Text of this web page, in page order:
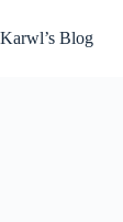
Inhalt
springen
Karwl’s Blog